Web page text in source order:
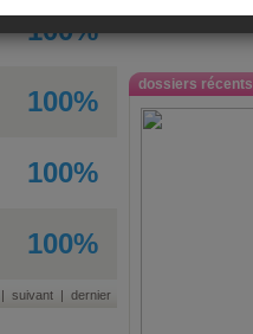
dossiers récents
100%
100%
100%
100%
| suivant | dernier